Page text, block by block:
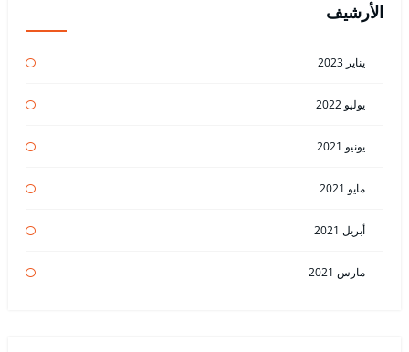
الأرشيف
يناير 2023
يوليو 2022
يونيو 2021
مايو 2021
أبريل 2021
مارس 2021